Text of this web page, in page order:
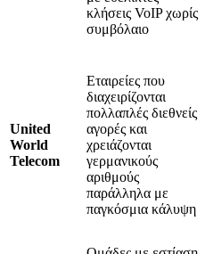
κλήσεις VoIP χωρίς
συμβόλαιο
United
World
Telecom
Εταιρείες που
διαχειρίζονται
πολλαπλές διεθνείς
αγορές και
χρειάζονται
γερμανικούς
αριθμούς
παράλληλα με
παγκόσμια κάλυψη